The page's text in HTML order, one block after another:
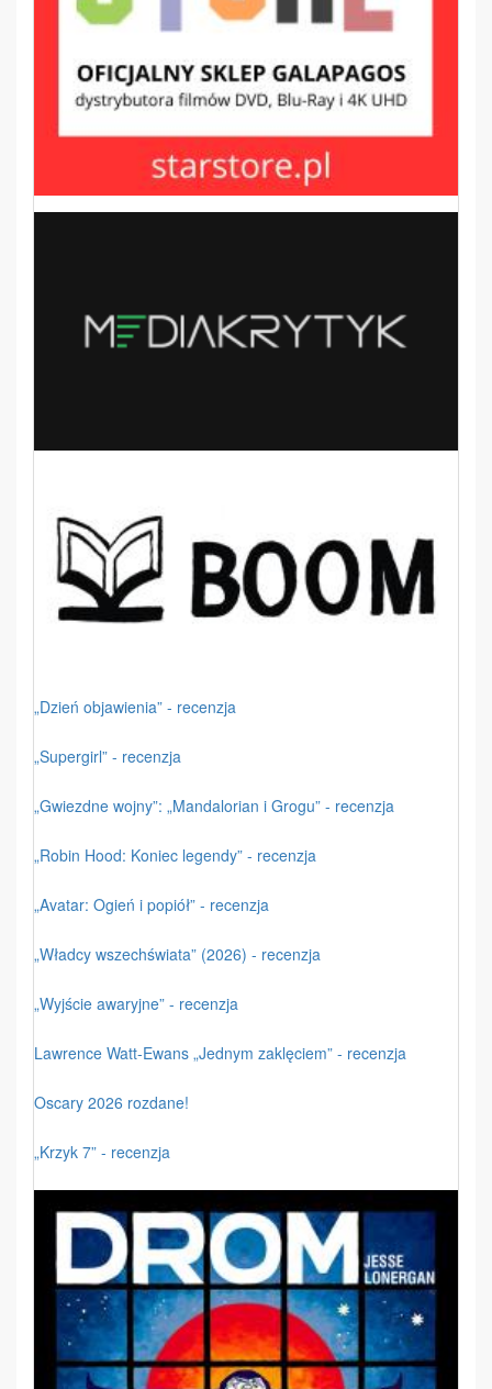
„Dzień objawienia” - recenzja
„Supergirl” - recenzja
„Gwiezdne wojny”: „Mandalorian i Grogu” - recenzja
„Robin Hood: Koniec legendy” - recenzja
„Avatar: Ogień i popiół” - recenzja
„Władcy wszechświata” (2026) - recenzja
„Wyjście awaryjne” - recenzja
Lawrence Watt-Ewans „Jednym zaklęciem” - recenzja
Oscary 2026 rozdane!
„Krzyk 7” - recenzja